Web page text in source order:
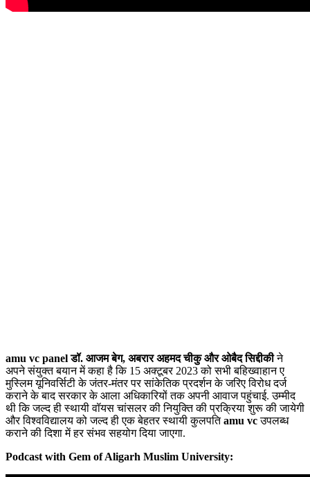
amu vc panel डॉ. आजम बेग, अबरार अहमद चीकु और ओबैद सिद्दीकीने
अपने संयुक्त बयान में कहा है कि 15 अक्टूबर 2023 को सभी बहिख्वाहान ए
मुस्लिम यूनिवर्सिटी के जंतर-मंतर पर सांकेतिक प्रदर्शन के जरिए विरोध दर्ज
कराने के बाद सरकार के आला अधिकारियों तक अपनी आवाज पहुंचाई. उम्मीद
थी कि जल्द ही स्थायी वॉयस चांसलर की नियुक्ति की प्रक्रिया शुरू की जायेगी
और विश्वविद्यालय को जल्द ही एक बेहतर स्थायी कुलपतिamu vcउपलब्ध
कराने की दिशा में हर संभव सहयोग दिया जाएगा.
Podcast with Gem of Aligarh Muslim University: